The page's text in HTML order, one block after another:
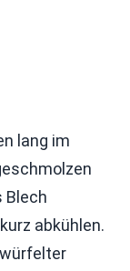
lang im
Blech
abkühlen.